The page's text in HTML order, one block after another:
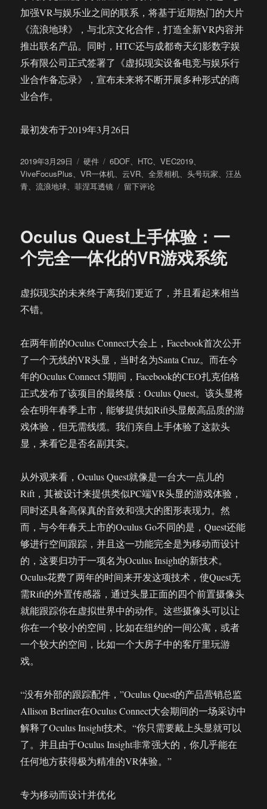
加强VR与娱乐业之间的联系，将基于近期热门的大片
《流浪地球》，与北京文化合作，打造全新VR内容并
推出联名产品。同时，HTC还与成都奇天幻影数字娱
乐有限公司正式签署了《虚拟现实设备电竞与娱乐行
业合作备忘录》，宣布未来将不断开展多种形式的商
业合作。
最初发布于2019年3月26日
发
布
于
2019年3月29日
分
类
硬件
标
签
6DOF、 HTC、VEC2019、
ViveFocusPlus、VR一体机、云VR、全景相机、头号玩家、汪丛
青、流浪地球、菲涅耳透镜
于
全
球
首
双
6DoF
VR
一
体
机
Vive
Focus
Plus
留下评论
Oculus Quest上手体验：一
个完全一体化的VR游戏系统
虚拟现实的未来终于离我们更近了，并且看起来相当
不错。
在两年前的Oculus Connect大会上，Facebook首次公开
了一个无线的VR头显，当时名为Santa Cruz。而在今
年的Oculus Connect 5期间，Facebook的CEO扎克伯格
正式发布了该项目的最终版：Oculus Quest。该头显将
会在明年春季上市，能够提供如Rift头显般高品质的游
戏体验，但无需线缆。我们亲自上手体验了这款头
显，来看它是否名副其实。
从外观来看，Oculus Quest就像是一台大一点儿的
Rift，其被设计来提供类似PC端VR头显的游戏体验，
同时还具备高保真的音效和强大的图形表现力。然
而，与今年春天上市的Oculus Go不同的是，Quest还能
够进行空间跟踪，并且这一功能完全是为移动而设计
的，这要归功于一项名为Oculus Insight的新技术。
Oculus花费了两年的时间来开发这项技术，使Quest无
需Rift的外置传感器，通过头显正面的四个前置摄像头
就能跟踪你在虚拟世界中的动作。这些摄像头可以让
你在一个较小的空间，比如在纽约的一间公寓，或者
一个较大的空间，比如一个大房子中的客厅里玩游
戏。
“没有外部的跟踪配件，”Oculus Quest的产品营销总监
Allison Berliner在Oculus Connect大会期间的一场采访中
解释了Oculus Insight技术。“你只需要戴上头显就可以
了。并且由于Oculus Insight非常强大的，你几乎能在
任何地方获得极为精准的VR体验。”
专为移动而设计并优化